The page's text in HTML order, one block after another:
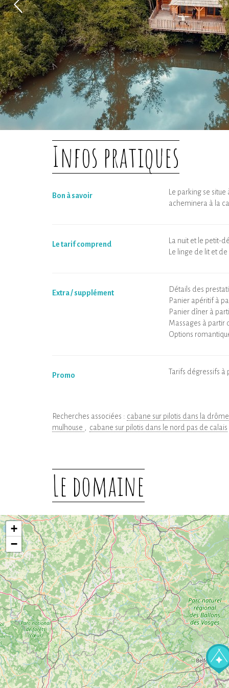
Infos pratiques
Bon à savoir
Le parking se
acheminera à la
Le tarif comprend
La nuit et le petit-
Le linge de lit et
Extra / supplément
Détails des
Panier apéritif à
Panier dîner à
Massages à partir
Options
Promo Tarifs dégressifs à
Recherches associées : cabane sur pilotis dans la
mulhouse
cabane sur pilotis dans le nord pas de calais
Le domaine
+
−